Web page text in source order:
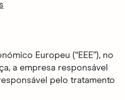
Europeu (“EEE”), no
a empresa responsável
pelo tratamento